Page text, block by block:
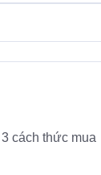
cách thức mua